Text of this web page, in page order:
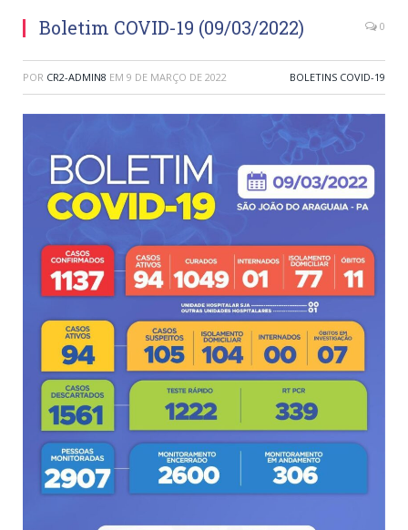
Boletim COVID-19 (09/03/2022) 0
POR CR2-ADMIN8 EM 9 DE MARÇO DE 2022 BOLETINS COVID-19